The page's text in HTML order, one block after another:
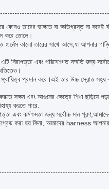
কোনও তারের ভাঙ্গতে বা ক্ষতিগ্রস্ত না
করে তোলে।
কালো তারের সাথে আসে,যা আপনার
নিরাপত্তা এবং পরিবেশগত সম্মতি জন্য
স্থায়িত্ব প্রদান করে।এই তার উচ্চ স্রোত সহ্য
সক্ষম এবং আগুনের ক্ষেত্রে শিখা ছড়িয়ে
করতে পারে.
এবং কর্মক্ষমতা জন্য সর্বোচ্চ মান
করা হয় কিনা, আমাদের harness